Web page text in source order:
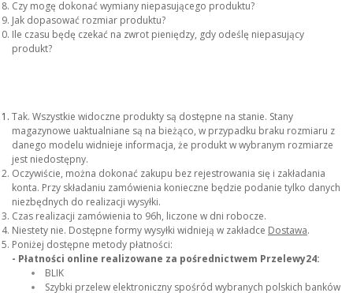
Czy mogę dokonać wymiany niepasującego produktu?
Jak dopasować rozmiar produktu?
Ile czasu będę czekać na zwrot pieniędzy, gdy odeślę niepasujący
produkt?
Tak. Wszystkie widoczne produkty są dostępne na stanie. Stany
magazynowe uaktualniane są na bieżąco, w przypadku braku rozmiaru z
danego modelu widnieje informacja, że produkt w wybranym rozmiarze
jest niedostępny.
Oczywiście, można dokonać zakupu bez rejestrowania się i zakładania
konta. Przy składaniu zamówienia konieczne będzie podanie tylko danych
niezbędnych do realizacji wysyłki.
Czas realizacji zamówienia to 96h, liczone w dni robocze.
Niestety nie. Dostępne formy wysyłki widnieją w zakładce Dostawa.
Poniżej dostępne metody płatności:
- Płatności online realizowane za pośrednictwem Przelewy24:
BLIK
Szybki przelew elektroniczny spośród wybranych polskich banków